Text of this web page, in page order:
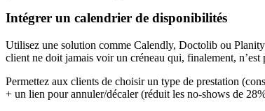
Intégrer un calendrier de disponibilités
Utilisez une solution comme Calendly, Doctolib ou
client ne doit jamais voir un créneau qui, finalement, n’est
Permettez aux clients de choisir un type de prestation
+ un lien pour annuler/décaler (réduit les no-shows de